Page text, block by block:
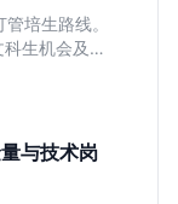
培生路线。
生机会及决
与技术岗